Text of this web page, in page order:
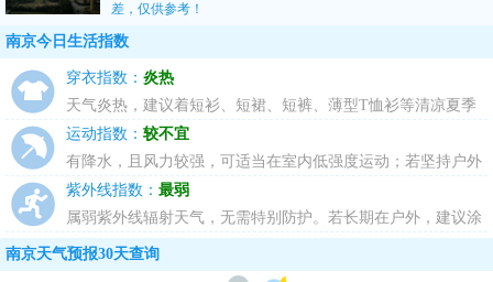
差，仅供参考！
南京今日生活指数
穿衣指数： 炎热
天气炎热，建议着短衫、短裙、短裤、薄型T恤衫等清凉夏季
服装。
运动指数： 较不宜
有降水，且风力较强，可适当在室内低强度运动；若坚持户外
运动，请选择合适的运动并携带雨具。
紫外线指数： 最弱
属弱紫外线辐射天气，无需特别防护。若长期在户外，建议涂
擦SPF在8-12之间的防晒护肤品。
南京天气预报30天查询